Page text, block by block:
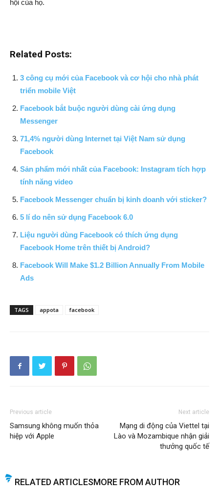
hội của họ.
Related Posts:
3 công cụ mới của Facebook và cơ hội cho nhà phát
triển mobile Việt
Facebook bắt buộc người dùng cài ứng dụng
Messenger
71,4% người dùng Internet tại Việt Nam sử dụng
Facebook
Sản phẩm mới nhất của Facebook: Instagram tích hợp
tính năng video
Facebook Messenger chuẩn bị kinh doanh với sticker?
5 lí do nên sử dụng Facebook 6.0
Liệu người dùng Facebook có thích ứng dụng
Facebook Home trên thiết bị Android?
Facebook Will Make $1.2 Billion Annually From Mobile
Ads
TAGS appota facebook
Previous article
Samsung không muốn thỏa
hiệp với Apple
Next article
Mạng di động của Viettel tại
Lào và Mozambique nhận giải
thưởng quốc tế
RELATED ARTICLESMORE FROM AUTHOR